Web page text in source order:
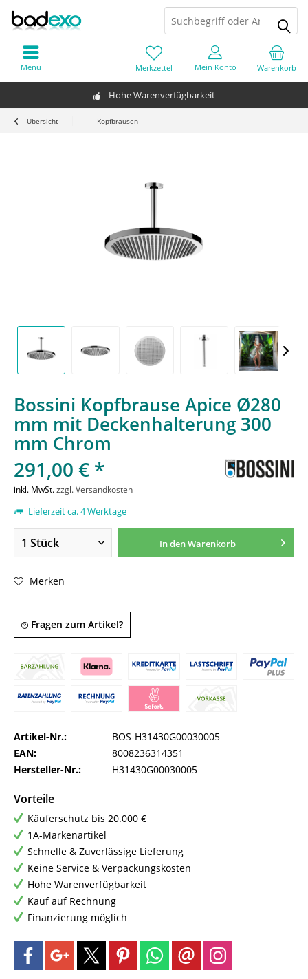
Hohe Warenverfügbarkeit
Warenkorb
Merkzettel Mein Konto
Menü
Übersicht Kopfbrausen
Bossini Kopfbrause Apice Ø280
mm mit Deckenhalterung 300
mm Chrom
291,00 € *
inkl. MwSt.zzgl. Versandkosten
Lieferzeit ca. 4 Werktage
In denWarenkorb
Merken
Fragen zum Artikel?
Artikel-Nr.:
BOS-H31430G00030005
EAN:
8008236314351
Hersteller-Nr.:
H31430G00030005
Vorteile
Käuferschutz bis 20.000 €
1A-Markenartikel
Schnelle & Zuverlässige Lieferung
Keine Service & Verpackungskosten
Hohe Warenverfügbarkeit
Kauf auf Rechnung
Finanzierung möglich